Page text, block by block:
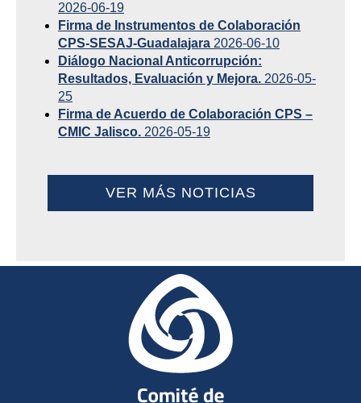
2026-06-19
Firma de Instrumentos de Colaboración
CPS-SESAJ-Guadalajara 2026-06-10
Diálogo Nacional Anticorrupción:
Resultados, Evaluación y Mejora. 2026-05-
25
Firma de Acuerdo de Colaboración CPS –
CMIC Jalisco. 2026-05-19
VER MÁS NOTICIAS